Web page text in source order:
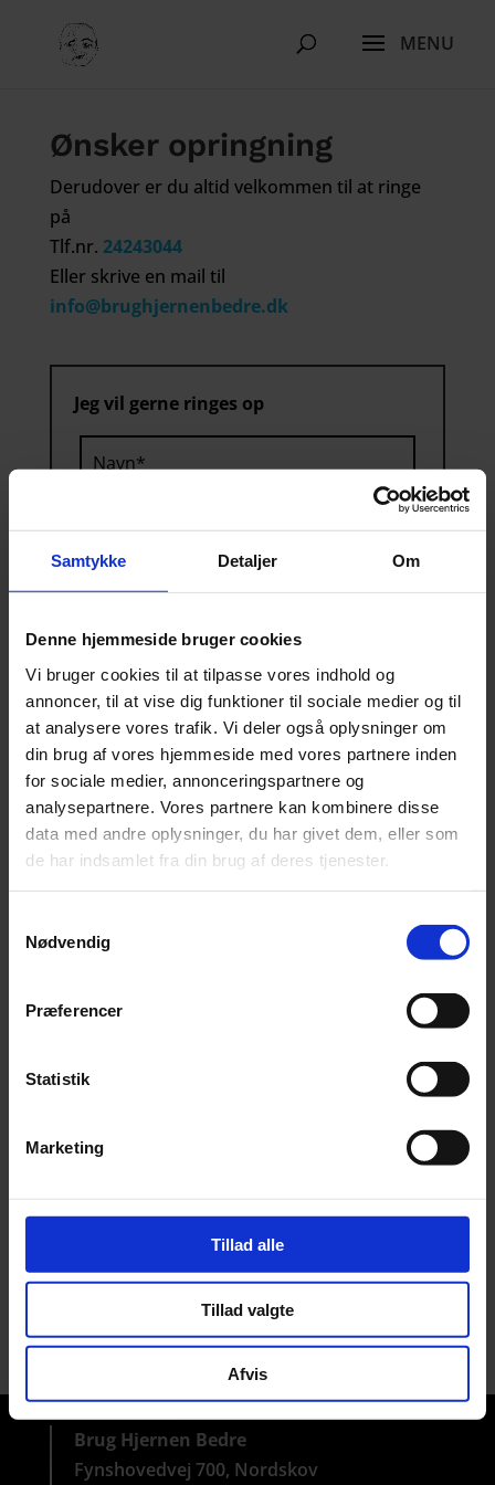
Samtykke Detaljer Om
Denne hjemmeside bruger cookies
Vi bruger cookies til at tilpasse vores indhold og
annoncer, til at vise dig funktioner til sociale medier og til
at analysere vores trafik. Vi deler også oplysninger om
din brug af vores hjemmeside med vores partnere inden
for sociale medier, annonceringspartnere og
analysepartnere. Vores partnere kan kombinere disse
data med andre oplysninger, du har givet dem, eller som
de har indsamlet fra din brug af deres tjenester.
Nødvendig
Præferencer
Statistik
Marketing
Tillad alle
Tillad valgte
Afvis
Ønsker opringning
Derudover er du altid velkommen til at ringe
på
Tlf.nr. 24243044
Eller skrive en mail til
info@brughjernenbedre.dk
Jeg vil gerne ringes op
Brug Hjernen Bedre
Fynshovedvej 700, Nordskov